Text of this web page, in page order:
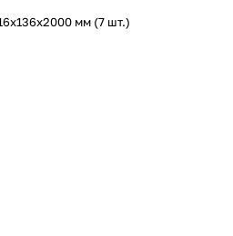
мм (7 шт.)